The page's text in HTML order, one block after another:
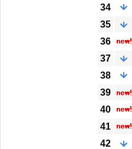
34
35
36
37
38
39
40
41
42